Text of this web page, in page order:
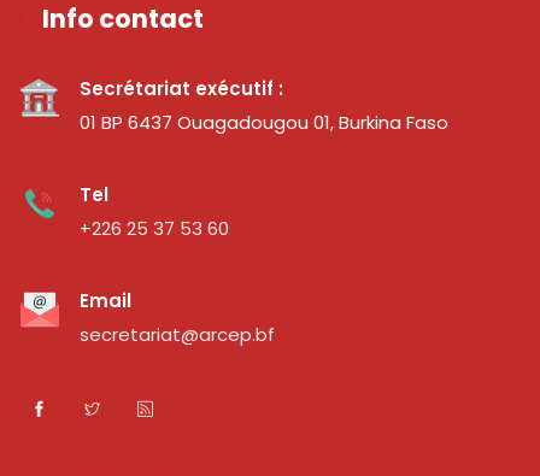
Info contact
Secrétariat exécutif :
01 BP 6437 Ouagadougou 01, Burkina Faso
Tel
+226 25 37 53 60
Email
secretariat@arcep.bf